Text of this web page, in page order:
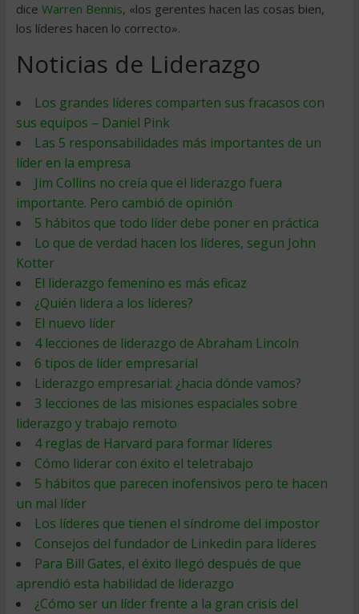
dice Warren Bennis, «los gerentes hacen las cosas bien,
los líderes hacen lo correcto».
Noticias de Liderazgo
Los grandes líderes comparten sus fracasos con
sus equipos – Daniel Pink
Las 5 responsabilidades más importantes de un
líder en la empresa
Jim Collins no creía que el liderazgo fuera
importante. Pero cambió de opinión
5 hábitos que todo líder debe poner en práctica
Lo que de verdad hacen los líderes, segun John
Kotter
El liderazgo femenino es más eficaz
¿Quién lidera a los líderes?
El nuevo líder
4 lecciones de liderazgo de Abraham Lincoln
6 tipos de líder empresarial
Liderazgo empresarial: ¿hacia dónde vamos?
3 lecciones de las misiones espaciales sobre
liderazgo y trabajo remoto
4 reglas de Harvard para formar líderes
Cómo liderar con éxito el teletrabajo
5 hábitos que parecen inofensivos pero te hacen
un mal líder
Los líderes que tienen el síndrome del impostor
Consejos del fundador de Linkedin para líderes
Para Bill Gates, el éxito llegó después de que
aprendió esta habilidad de liderazgo
¿Cómo ser un líder frente a la gran crisis del